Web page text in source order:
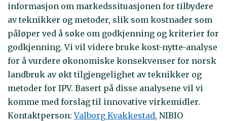
informasjon om markedssituasjonen for tilbydere
av teknikker og metoder, slik som kostnader som
påløper ved å søke om godkjenning og kriterier for
godkjenning. Vi vil videre bruke kost-nytte-analyse
for å vurdere økonomiske konsekvenser for norsk
landbruk av økt tilgjengelighet av teknikker og
metoder for IPV. Basert på disse analysene vil vi
komme med forslag til innovative virkemidler.
Kontaktperson:Valborg Kvakkestad, NIBIO